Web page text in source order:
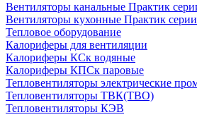
Вентиляторы канальные Практик
Вентиляторы кухонные Практик
Тепловое оборудование
Калориферы для вентиляции
Калориферы КСк водяные
Калориферы КПСк паровые
Тепловентиляторы электрические
Тепловентиляторы ТВК(ТВО)
Тепловентиляторы КЭВ